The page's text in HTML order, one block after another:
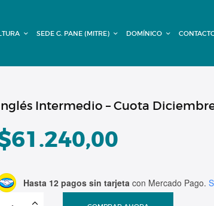
SEDE G. PANE (MITRE) DOMÍNICO
Intermedio – Cuota
61.240,00
Hasta 12 pagos sin tarjeta con Mercado Pago.